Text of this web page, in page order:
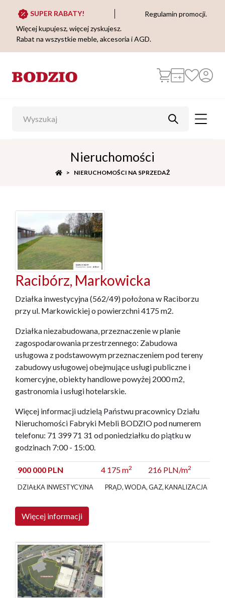
SUPER RABATY!
Regulamin promocji.
Więcej kupujesz, więcej zyskujesz.
Rabat na wszystkie meble, akcesoria i AGD.
Nieruchomości
NIERUCHOMOŚCI NA SPRZEDAŻ
Racibórz, Markowicka
Działka inwestycyjna (562/49) położona w Raciborzu
przy ul. Markowickiej o powierzchni 4175 m2.
Działka niezabudowana, przeznaczenie w planie
zagospodarowania przestrzennego: Zabudowa
usługowa z podstawowym przeznaczeniem pod tereny
zabudowy usługowej obejmujące usługi publiczne i
komercyjne, obiekty handlowe powyżej 2000 m2,
gastronomia i usługi hotelarskie.
Więcej informacji udzielą Państwu pracownicy Działu
Nieruchomości Fabryki Mebli BODZIO pod numerem
telefonu: 71 399 71 31 od poniedziałku do piątku w
godzinach 7:00 - 15:00.
900 000 PLN 4 175 m2 216 PLN/m2
DZIAŁKA INWESTYCYJNA PRĄD, WODA, GAZ, KANALIZACJA
Więcej informacji